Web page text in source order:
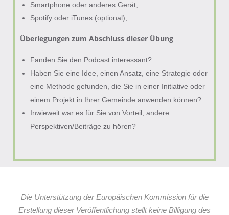
Smartphone oder anderes Gerät;
Spotify oder iTunes (optional);
Überlegungen zum Abschluss dieser Übung
Fanden Sie den Podcast interessant?
Haben Sie eine Idee, einen Ansatz, eine Strategie oder
eine Methode gefunden, die Sie in einer Initiative oder
einem Projekt in Ihrer Gemeinde anwenden können?
Inwieweit war es für Sie von Vorteil, andere
Perspektiven/Beiträge zu hören?
Die Unterstützung der Europäischen Kommission für die
Erstellung dieser Veröffentlichung stellt keine Billigung des